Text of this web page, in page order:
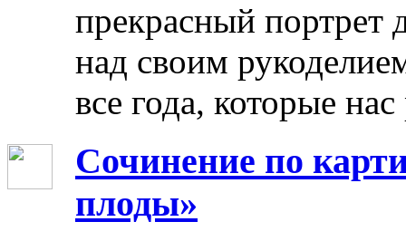
прекрасный портрет
над своим
все года, которые
Сочинение по
плоды»